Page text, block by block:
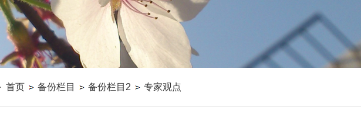
主修专业确认
学籍管理
教学与教务
科研训练
学位管理
成果管理
本科生思政
研究生思政
就业指导
毕业相关
专家观点
出国出境
国际学生
办事流程
校友
首页 备份栏目 备份栏目2 专家观点